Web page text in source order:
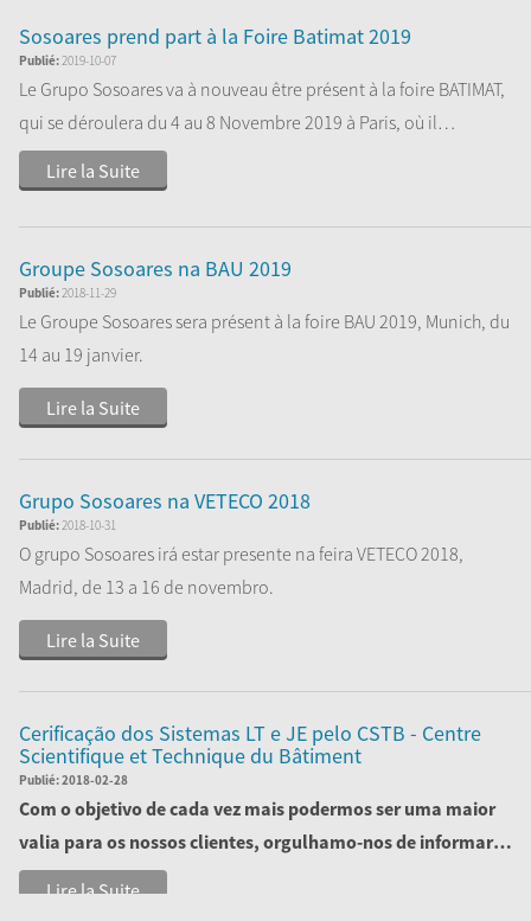
Sosoares prend part à la Foire Batimat 2019
Publié:2019-10-07
Le Grupo Sosoares va à nouveau être présent à la foire BATIMAT,
qui se déroulera du 4 au 8 Novembre 2019 à Paris, où il
présentera ses plus...
Lire la Suite
Groupe Sosoares na BAU 2019
Publié:2018-11-29
Le Groupe Sosoares sera présent à la foire BAU 2019, Munich, du
14 au 19 janvier.
Venez nous rendre visite sur notre stand, situé dans le...
Lire la Suite
Grupo Sosoares na VETECO 2018
Publié:2018-10-31
O grupo Sosoares irá estar presente na feira VETECO 2018,
Madrid, de 13 a 16 de novembro.
Visite-nos no nosso stand, localizado no
Lire la Suite
Cerificação dos Sistemas LT e JE pelo CSTB - Centre
Scientifique et Technique du Bâtiment
Publié:2018-02-28
Com o objetivo de cada vez mais podermos ser uma maior
valia para os nossos clientes, orgulhamo-nos de informar
que concluímos com sucesso a certi...
Lire la Suite